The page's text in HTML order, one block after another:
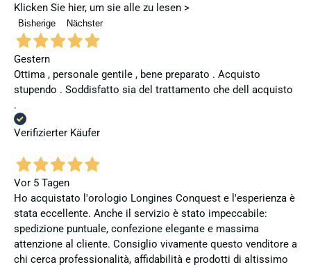
Klicken Sie hier, um sie alle zu lesen >
Bisherige Nächster
Gestern
Ottima , personale gentile , bene preparato . Acquisto
stupendo . Soddisfatto sia del trattamento che dell acquisto
.
Verifizierter Käufer
Vor 5 Tagen
Ho acquistato l'orologio Longines Conquest e l'esperienza è
stata eccellente. Anche il servizio è stato impeccabile:
spedizione puntuale, confezione elegante e massima
attenzione al cliente. Consiglio vivamente questo venditore a
chi cerca professionalità, affidabilità e prodotti di altissimo